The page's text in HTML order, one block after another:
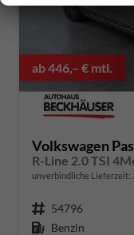
ab 446,– € mtl.
Volkswagen
unverbindliche Lieferzeit:
Fahrzeugnummer 54796
Kraftstoff Benzin